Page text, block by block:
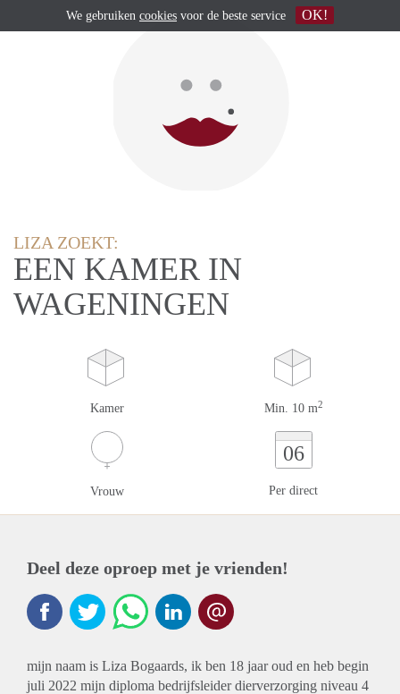
LIZA ZOEKT:
EEN KAMER IN
WAGENINGEN
Kamer Min. 10 m2
Vrouw
06
Per direct
Deel deze oproep met je vrienden!
mijn naam is Liza Bogaards, ik ben 18 jaar oud en heb begin
juli 2022 mijn diploma bedrijfsleider dierverzorging niveau 4
We gebruiken cookies voor de beste service OK!